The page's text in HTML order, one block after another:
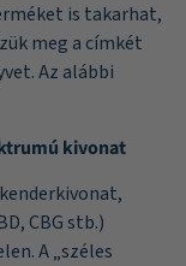
is takarhat,
meg a címkét
Az alábbi
kivonat
CBG stb.)
A „széles